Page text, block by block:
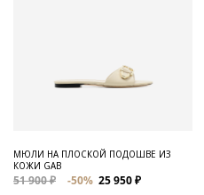
МЮЛИ НА ПЛОСКОЙ ПОДОШВЕ ИЗ
КОЖИ GAB
51 900 ₽ -50% 25 950 ₽